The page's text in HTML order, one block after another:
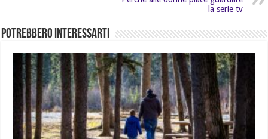
la serie tv
Potrebbero Interessarti